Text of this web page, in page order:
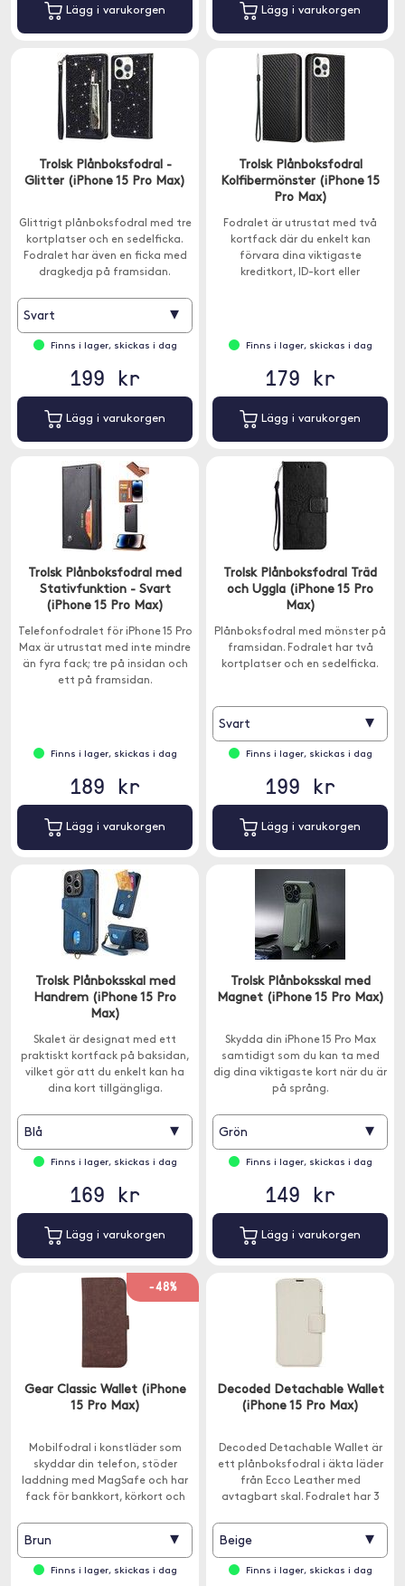
Lägg i varukorgen Lägg i varukorgen
Trolsk Plånboksfodral -
Glitter (iPhone 15 Pro Max)
Glittrigt plånboksfodral med tre
kortplatser och en sedelficka.
Fodralet har även en ficka med
dragkedja på framsidan.
Svart ▾
Finns i lager, skickas i dag
199 kr
Lägg i varukorgen
Trolsk Plånboksfodral
Kolfibermönster (iPhone 15
Pro Max)
Fodralet är utrustat med två
kortfack där du enkelt kan
förvara dina viktigaste
kreditkort, ID-kort eller
Finns i lager, skickas i dag
179 kr
Lägg i varukorgen
Trolsk Plånboksfodral med
Stativfunktion - Svart
(iPhone 15 Pro Max)
Telefonfodralet för iPhone 15 Pro
Max är utrustat med inte mindre
än fyra fack; tre på insidan och
ett på framsidan.
Finns i lager, skickas i dag
189 kr
Lägg i varukorgen
Trolsk Plånboksfodral Träd
och Uggla (iPhone 15 Pro
Max)
Plånboksfodral med mönster på
framsidan. Fodralet har två
kortplatser och en sedelficka.
Svart ▾
Finns i lager, skickas i dag
199 kr
Lägg i varukorgen
Trolsk Plånboksskal med
Handrem (iPhone 15 Pro
Max)
Skalet är designat med ett
praktiskt kortfack på baksidan,
vilket gör att du enkelt kan ha
dina kort tillgängliga.
Blå ▾
Finns i lager, skickas i dag
169 kr
Lägg i varukorgen
Trolsk Plånboksskal med
Magnet (iPhone 15 Pro Max)
Skydda din iPhone 15 Pro Max
samtidigt som du kan ta med
dig dina viktigaste kort när du är
på språng.
Grön ▾
Finns i lager, skickas i dag
149 kr
Lägg i varukorgen
-48%
Gear Classic Wallet (iPhone
15 Pro Max)
Mobilfodral i konstläder som
skyddar din telefon, stöder
laddning med MagSafe och har
fack för bankkort, körkort och
Brun ▾
Finns i lager, skickas i dag
Decoded Detachable Wallet
(iPhone 15 Pro Max)
Decoded Detachable Wallet är
ett plånboksfodral i äkta läder
från Ecco Leather med
avtagbart skal. Fodralet har 3
Beige ▾
Finns i lager, skickas i dag